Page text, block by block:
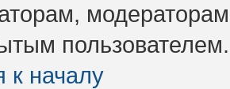
пользователем.
к началу